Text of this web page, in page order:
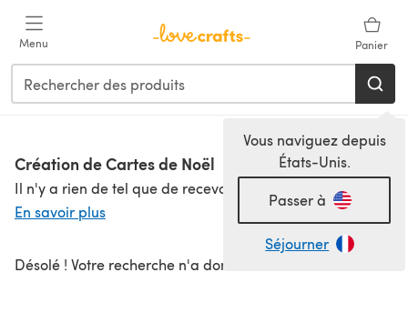
Menu Panier
Vous naviguez depuis
États-Unis.
Passer à
Séjourner
Création de Cartes de Noël
En savoir plus
Désolé ! Votre recherche n'a donné aucun résultat